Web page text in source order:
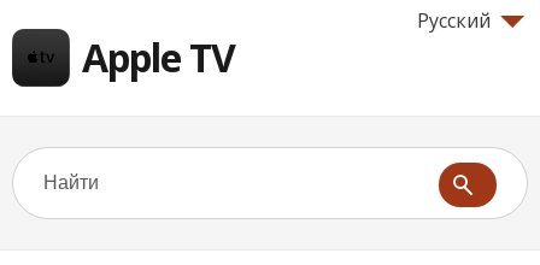
Русский
Apple TV